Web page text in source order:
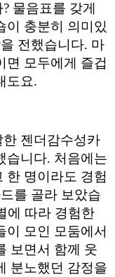
물음표를 갖게
이 충분히 의미있
전했습니다. 마
면 모두에게 즐겁
도요.
젠더감수성카
습니다. 처음에는
한 명이라도 경험
를 골라 보았습
에 따라 경험한
이 모인 모둠에서
보면서 함께 웃
분노했던 감정을